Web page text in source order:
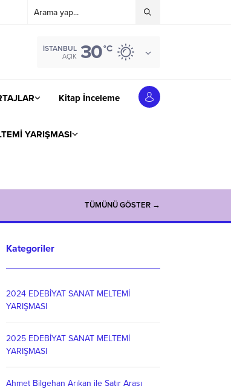
İSTANBUL
AÇIK 30°C
Kitap İnceleme
YARIŞMASI
TÜMÜNÜ GÖSTER →
Kategoriler
2024 EDEBİYAT SANAT MELTEMİ
YARIŞMASI
2025 EDEBİYAT SANAT MELTEMİ
YARIŞMASI
Ahmet Bilgehan Arıkan ile Satır Arası